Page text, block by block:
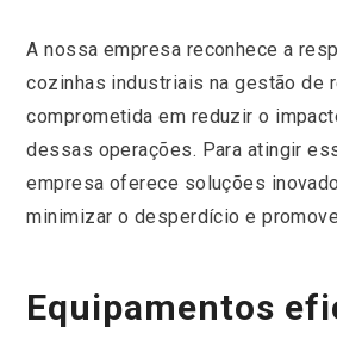
A nossa empresa reconhece a
cozinhas industriais na gestão de
comprometida em reduzir o
dessas operações. Para atingir
empresa oferece soluções
minimizar o desperdício e
Equipamentos